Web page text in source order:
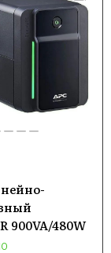
900VA/480W